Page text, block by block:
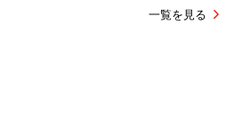
一覧を見る